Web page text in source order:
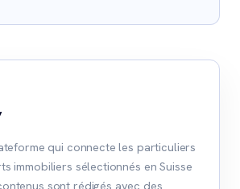
qui connecte les particuliers
immobiliers sélectionnés en Suisse
sont rédigés avec des